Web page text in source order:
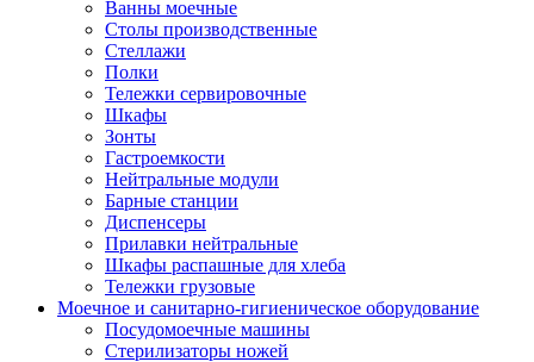
Ванны моечные
Столы производственные
Стеллажи
Полки
Тележки сервировочные
Шкафы
Зонты
Гастроемкости
Нейтральные модули
Барные станции
Диспенсеры
Прилавки нейтральные
Шкафы распашные для хлеба
Тележки грузовые
Моечное и санитарно-гигиеническое оборудование
Посудомоечные машины
Стерилизаторы ножей